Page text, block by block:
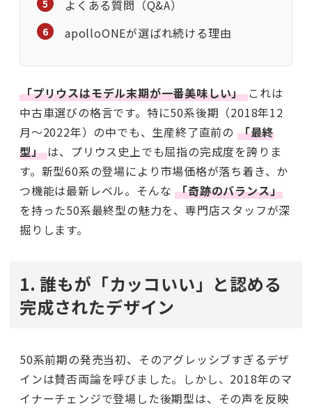
よくある質問（Q&A）
apolloONEが選ばれ続ける理由
「プリウスはモデル末期が一番美味しい」 これは
中古車選びの格言です。特に50系後期（2018年12
月〜2022年）の中でも、生産終了直前の 「最終
型」は、プリウス史上でも屈指の完成度を誇りま
す。新型60系の登場により市場価格が落ち着き、か
つ機能は最新レベル。そんな「奇跡のバランス」
を持った50系最終型の魅力を、専門店スタッフが深
掘りします。
1. 誰もが「カッコいい」と認める
完成されたデザイン
50系前期の発売当初、そのアグレッシブすぎるデザ
インは賛否両論を呼びました。しかし、2018年のマ
イナーチェンジで登場した後期型は、その声を反映